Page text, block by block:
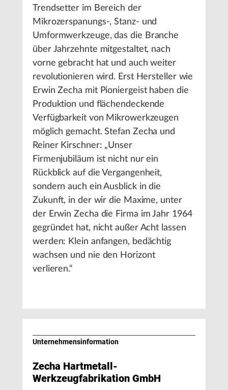
Trendsetter im Bereich der
Mikrozerspanungs-, Stanz- und
Umformwerkzeuge, das die Branche
über Jahrzehnte mitgestaltet, nach
vorne gebracht hat und auch weiter
revolutionieren wird. Erst Hersteller wie
Erwin Zecha mit Pioniergeist haben die
Produktion und flächendeckende
Verfügbarkeit von Mikrowerkzeugen
möglich gemacht. Stefan Zecha und
Reiner Kirschner: „Unser
Firmenjubiläum ist nicht nur ein
Rückblick auf die Vergangenheit,
sondern auch ein Ausblick in die
Zukunft, in der wir die Maxime, unter
der Erwin Zecha die Firma im Jahr 1964
gegründet hat, nicht außer Acht lassen
werden: Klein anfangen, bedächtig
wachsen und nie den Horizont
verlieren.“
Unternehmens­information
Zecha Hartmetall-
Werkzeugfabrikation GmbH